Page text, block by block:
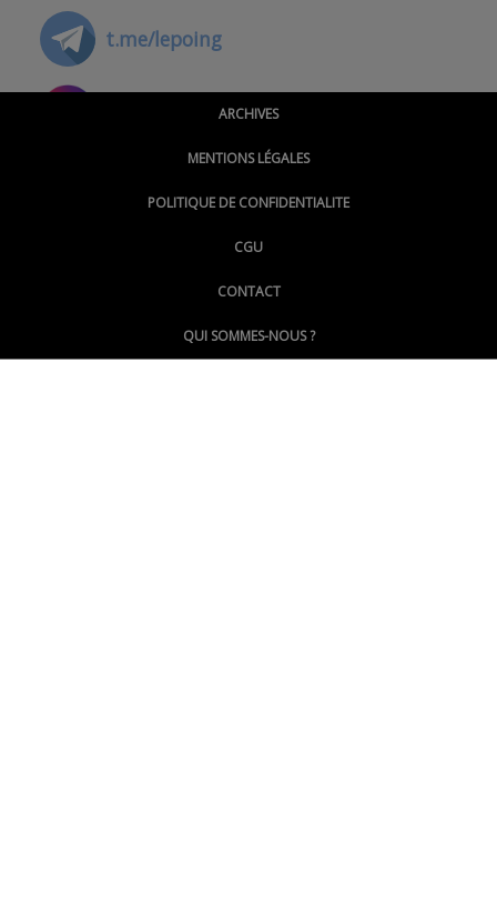
t.me/lepoing
@montpellierpoinginfo
@LePoingMontpellier
ARCHIVES
MENTIONS LÉGALES
POLITIQUE DE CONFIDENTIALITE
CGU
CONTACT
QUI SOMMES-NOUS ?